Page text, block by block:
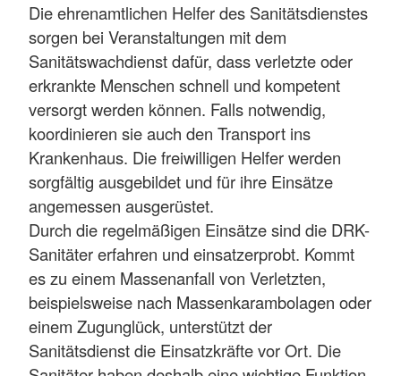
Die ehrenamtlichen Helfer des Sanitätsdienstes
sorgen bei Veranstaltungen mit dem
Sanitätswachdienst dafür, dass verletzte oder
erkrankte Menschen schnell und kompetent
versorgt werden können. Falls notwendig,
koordinieren sie auch den Transport ins
Krankenhaus. Die freiwilligen Helfer werden
sorgfältig ausgebildet und für ihre Einsätze
angemessen ausgerüstet.
Durch die regelmäßigen Einsätze sind die DRK-
Sanitäter erfahren und einsatzerprobt. Kommt
es zu einem Massenanfall von Verletzten,
beispielsweise nach Massenkarambolagen oder
einem Zugunglück, unterstützt der
Sanitätsdienst die Einsatzkräfte vor Ort. Die